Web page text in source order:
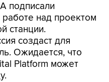
подписали
над проектом
станции.
создаст для
Ожидается, что
Platform может